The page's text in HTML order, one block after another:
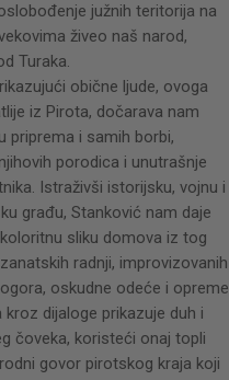
južnih teritorija na
živeo naš narod,
Turaka.
obične ljude, ovoga
iz Pirota, dočarava nam
priprema i samih borbi,
porodica i unutrašnje
Istraživši istorijsku, vojnu i
građu, Stanković nam daje
sliku domova iz tog
radnji, improvizovanih
oskudne odeće i opreme
kroz dijaloge prikazuje duh i
čoveka, koristeći onaj topli
govor pirotskog kraja koji